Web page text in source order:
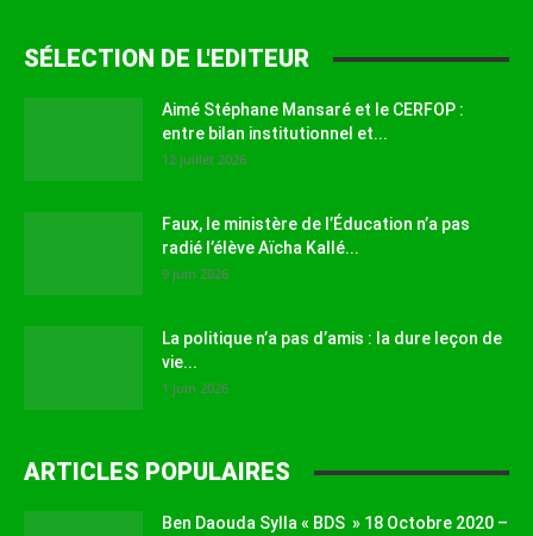
SÉLECTION DE L'EDITEUR
Aimé Stéphane Mansaré et le CERFOP :
entre bilan institutionnel et...
12 juillet 2026
Faux, le ministère de l’Éducation n’a pas
radié l’élève Aïcha Kallé...
9 juin 2026
La politique n’a pas d’amis : la dure leçon de
vie...
1 juin 2026
ARTICLES POPULAIRES
Ben Daouda Sylla « BDS » 18 Octobre 2020 –